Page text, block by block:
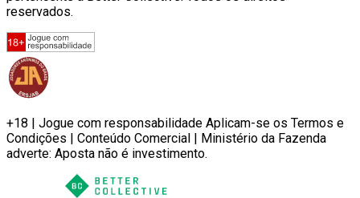
reservados.
+18 | Jogue com responsabilidade Aplicam-se os Termos e
Condições | Conteúdo Comercial | Ministério da Fazenda
adverte: Aposta não é investimento.